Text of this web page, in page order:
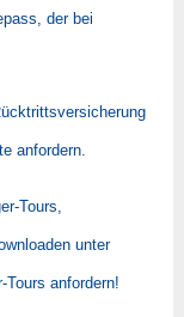
der bei
anfordern.
Tours,
unter
Tours anfordern!